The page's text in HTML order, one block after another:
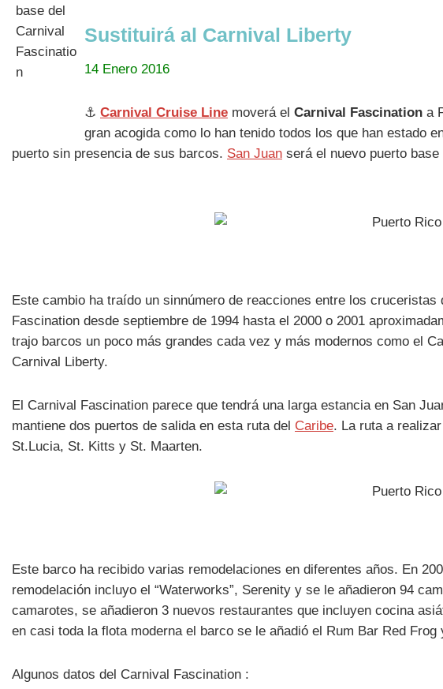
Sustituirá al Carnival Liberty
14 Enero 2016
⚓ Carnival Cruise Line moverá el Carnival Fascination a
gran acogida como lo han tenido todos los que han estado
puerto sin presencia de sus barcos. San Juan será el nuevo puerto
Este cambio ha traído un sinnúmero de reacciones entre los
Fascination desde septiembre de 1994 hasta el 2000 o 2001
trajo barcos un poco más grandes cada vez y más modernos como el
Carnival Liberty.
El Carnival Fascination parece que tendrá una larga estancia en San
mantiene dos puertos de salida en esta ruta del Caribe. La ruta a
St.Lucia, St. Kitts y St. Maarten.
Este barco ha recibido varias remodelaciones en diferentes años. En
remodelación incluyo el “Waterworks”, Serenity y se le añadieron 94
camarotes, se añadieron 3 nuevos restaurantes que incluyen cocina
en casi toda la flota moderna el barco se le añadió el Rum Bar Red Frog
Algunos datos del Carnival Fascination :